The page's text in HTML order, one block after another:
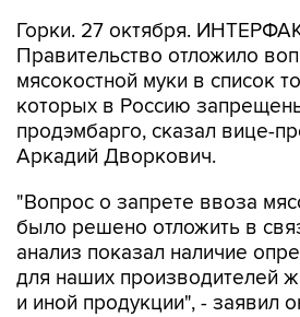
Горки. 27 октября.
Правительство отложило
мясокостной муки в список
которых в Россию
продэмбарго, сказал вице-
Аркадий Дворкович.
"Вопрос о запрете ввоза
было решено отложить в
анализ показал наличие
для наших производителей
и иной продукции", - заявил